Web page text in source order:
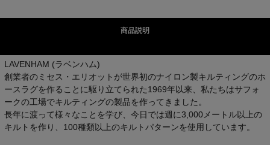
商品説明
LAVENHAM (ラベンハム)
創業者のミセス・エリオットが世界初のナイロン製キルティングのホ
ースラグを作ることに駆り立てられた1969年以来、私たちはサフォ
ークの工場でキルティングの製品を作ってきました。
長年に渡って様々なことを学び、今日では週に3,000メートル以上の
キルトを作り、100種類以上のキルトパターンを使用しています。